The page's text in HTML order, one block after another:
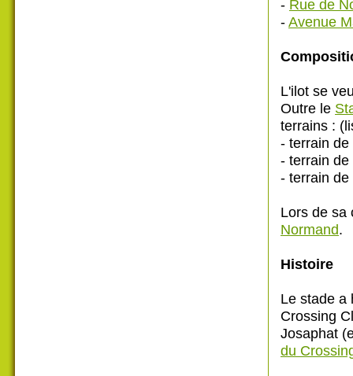
- Rue de
-Avenue
L'ilot se
Outre le
terrains :
- terrain de
- terrain
- terrain
Lors de
Normand.
Histoire
Le stade a
Crossing
Josaphat
du